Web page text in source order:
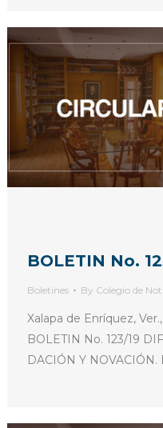
BOLETIN No.
Boletines By Colegio de
Xalapa de Enríquez,
BOLETIN No. 123/19
DACIÓN Y